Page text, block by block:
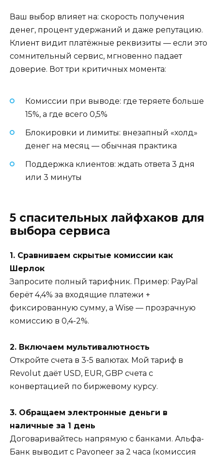
Ваш выбор влияет на: скорость получения
денег, процент удержаний и даже репутацию.
Клиент видит платёжные реквизиты — если это
сомнительный сервис, мгновенно падает
доверие. Вот три критичных момента:
Комиссии при выводе: где теряете больше
15%, а где всего 0,5%
Блокировки и лимиты: внезапный «холд»
денег на месяц — обычная практика
Поддержка клиентов: ждать ответа 3 дня
или 3 минуты
5 спасительных лайфхаков для
выбора сервиса
1. Сравниваем скрытые комиссии как
Шерлок
Запросите полный тарифник. Пример: PayPal
берёт 4,4% за входящие платежи +
фиксированную сумму, а Wise — прозрачную
комиссию в 0,4-2%.
2. Включаем мультивалютность
Откройте счета в 3-5 валютах. Мой тариф в
Revolut даёт USD, EUR, GBP счета с
конвертацией по биржевому курсу.
3. Обращаем электронные деньги в
наличные за 1 день
Договаривайтесь напрямую с банками. Альфа-
Банк выводит с Payoneer за 2 часа (комиссия